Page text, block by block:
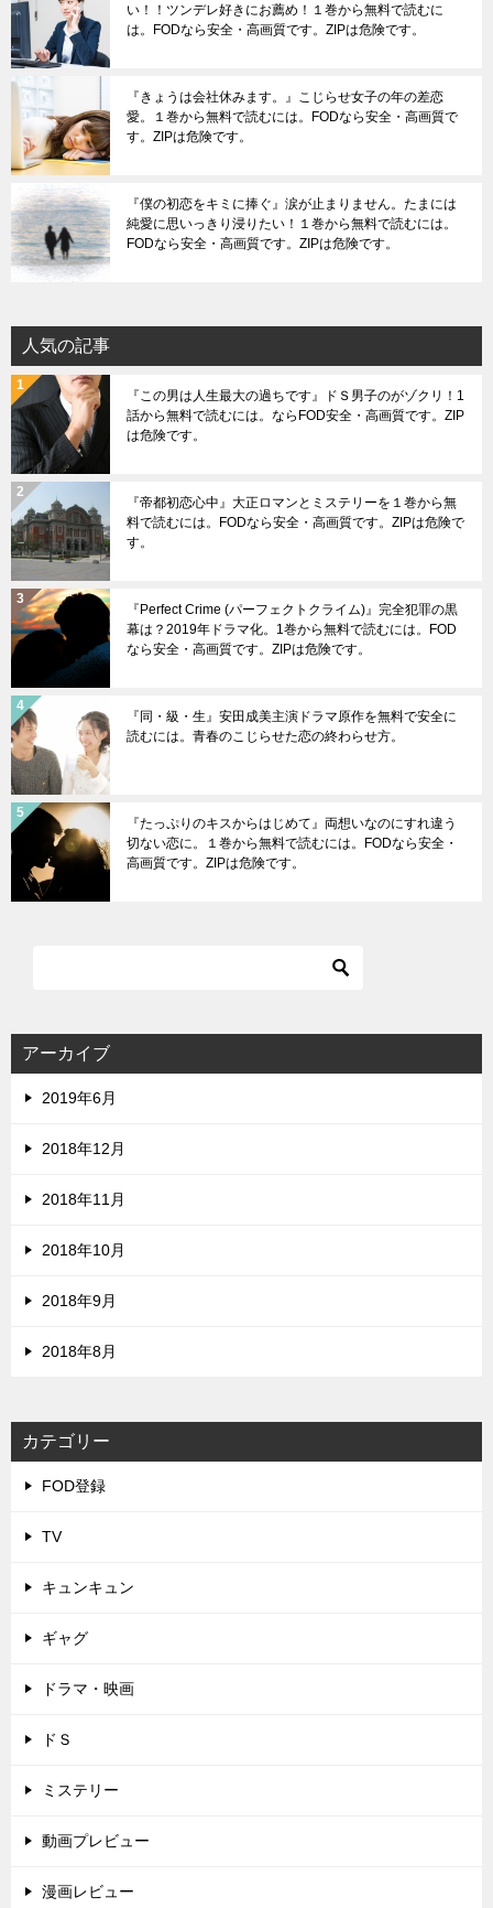
い！！ツンデレ好きにお薦め！１巻から無料で読むに
は。FODなら安全・高画質です。ZIPは危険です。
『きょうは会社休みます。』こじらせ女子の年の差恋
愛。１巻から無料で読むには。FODなら安全・高画質で
す。ZIPは危険です。
『僕の初恋をキミに捧ぐ』涙が止まりません。たまには
純愛に思いっきり浸りたい！１巻から無料で読むには。
FODなら安全・高画質です。ZIPは危険です。
人気の記事
『この男は人生最大の過ちです』ドＳ男子のがゾクリ！1
話から無料で読むには。ならFOD安全・高画質です。ZIP
は危険です。
『帝都初恋心中』大正ロマンとミステリーを１巻から無
料で読むには。FODなら安全・高画質です。ZIPは危険で
す。
『Perfect Crime (パーフェクトクライム)』完全犯罪の黒
幕は？2019年ドラマ化。1巻から無料で読むには。FOD
なら安全・高画質です。ZIPは危険です。
『同・級・生』安田成美主演ドラマ原作を無料で安全に
読むには。青春のこじらせた恋の終わらせ方。
『たっぷりのキスからはじめて』両想いなのにすれ違う
切ない恋に。１巻から無料で読むには。FODなら安全・
高画質です。ZIPは危険です。
アーカイブ
2019年6月
2018年12月
2018年11月
2018年10月
2018年9月
2018年8月
カテゴリー
FOD登録
TV
キュンキュン
ギャグ
ドラマ・映画
ドＳ
ミステリー
動画プレビュー
漫画レビュー